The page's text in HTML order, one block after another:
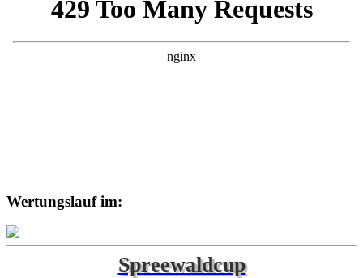
Wertungslauf im:
Spreewaldcup